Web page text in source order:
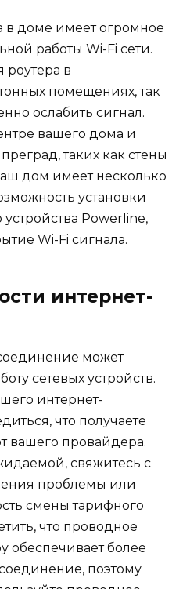
в доме имеет огромное
работы Wi-Fi сети.
роутера в
помещениях, так
ослабить сигнал.
вашего дома и
таких как стены
дом имеет несколько
установки
Powerline,
Wi-Fi сигнала.
интернет-
может
сетевых устройств.
интернет-
что получаете
вашего провайдера.
свяжитесь с
проблемы или
смены тарифного
что проводное
обеспечивает более
поэтому